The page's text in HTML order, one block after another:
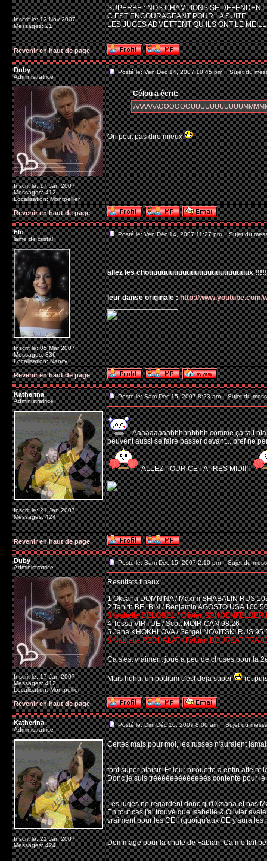
Inscrit le: 12 Nov 2007
Messages: 21
SUPERBE : NOS CHAMPIONS SE
C EST ENCOURAGEANT POUR LA SUITE
LES JUGES ADMETTENT QU ILS ONT LE
Revenir en haut de page
Duby
Administratrice
Inscrit le: 17 Jan 2007
Messages: 412
Localisation: Montpellier
Posté le: Ven Déc 14, 2007 10:45 pm Sujet du
Célou a écrit:
On peut pas dire mieux
Revenir en haut de page
Flo
lame de cristal
Inscrit le: 05 Mar 2007
Messages: 336
Localisation: Nancy
Posté le: Ven Déc 14, 2007 11:27 pm Sujet du
allez les chouuuuuuuuuuuuuuuuuuuuuuuux
leur danse originale :http://www.youtube.com/
_________________
Revenir en haut de page
Katherina
Administratrice
Inscrit le: 21 Jan 2007
Messages: 424
Posté le: Sam Déc 15, 2007 8:23 am Sujet du
Aaaaaaaaahhhhhhhhh comme ça fait
peuvent aussi se faire passer devant... bref ne
ALLEZ POUR CET APRES MIDI!!!
_________________
Revenir en haut de page
Duby
Administratrice
Inscrit le: 17 Jan 2007
Messages: 412
Localisation: Montpellier
Posté le: Sam Déc 15, 2007 2:10 pm Sujet du
Resultats finaux :
1 Oksana DOMNINA / Maxim SHABALIN RUS
2 Tanith BELBIN / Benjamin AGOSTO USA
3 Isabelle DELOBEL / Olivier SCHOENFELDER
4 Tessa VIRTUE / Scott MOIR CAN 98.26
5 Jana KHOKHLOVA / Sergei NOVITSKI RUS
6 Nathalie PECHALAT / Fabian BOURZAT FRA
Ca s'est vraiment joué a peu de choses pour la
Mais huhu, un podium c'est deja super (et
Revenir en haut de page
Katherina
Administratrice
Inscrit le: 21 Jan 2007
Messages: 424
Posté le: Dim Déc 16, 2007 8:00 am Sujet du
Certes mais pour moi, les russes n'auraient
font super plaisir! Et leur pirouette a enfin atteint
Donc je suis trèèèèèèèèèèèèès contente pour
Les juges ne regardent donc qu'Oksana et pas
En tout cas j'ai trouvé que Isabelle & Olivier
vraiment pour les CE!! (quoiqu'aux CE y'aura
Dommage pour la chute de Fabian. Ca me fait